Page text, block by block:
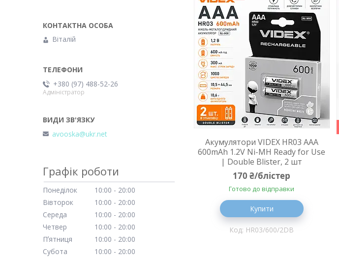
Акумулятори VIDEX HR03 AAA
600mAh 1.2V Ni-MH Ready for Use
| Double Blister, 2 шт
170 ₴/блістер
Готово до відправки
Купити
HR03/600/2DB
Віталій
+380 (97) 488-52-26
Адміністратор
avooska@ukr.net
Графік роботи
Понеділок 10:00
20:00
Вівторок
10:00
20:00
Середа
10:00
20:00
Четвер
10:00
20:00
Пʼятниця
10:00
20:00
Субота
10:00
20:00